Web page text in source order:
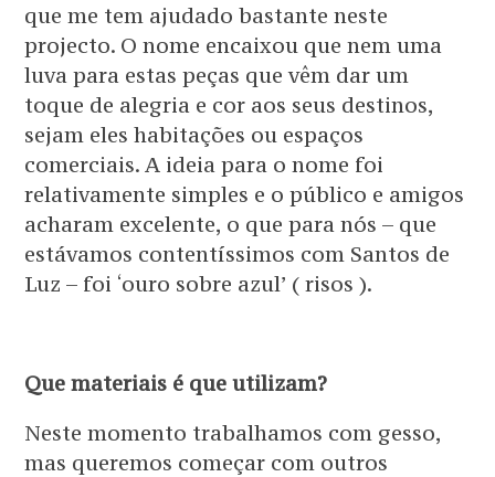
que me tem ajudado bastante neste
projecto. O nome encaixou que nem uma
luva para estas peças que vêm dar um
toque de alegria e cor aos seus destinos,
sejam eles habitações ou espaços
comerciais. A ideia para o nome foi
relativamente simples e o público e amigos
acharam excelente, o que para nós – que
estávamos contentíssimos com Santos de
Luz – foi ‘ouro sobre azul’ ( risos ).
Que materiais é que utilizam?
Neste momento trabalhamos com gesso,
mas queremos começar com outros